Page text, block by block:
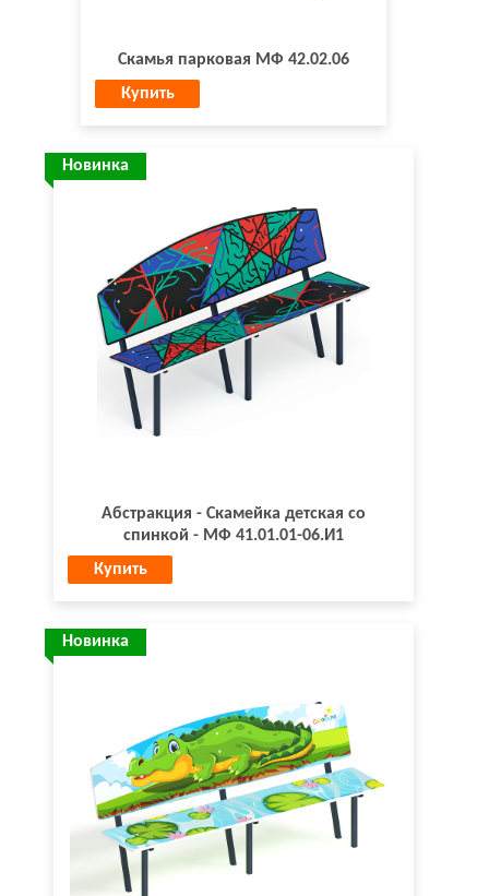
Скамья парковая МФ 42.02.06
Купить
Новинка
Абстракция - Скамейка детская со
спинкой - МФ 41.01.01-06.И1
Купить
Новинка